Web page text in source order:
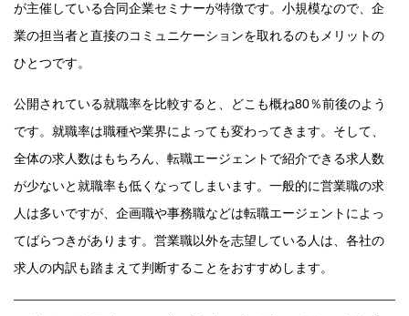
が主催している合同企業セミナーが特徴です。小規模なので、企
業の担当者と直接のコミュニケーションを取れるのもメリットの
ひとつです。
公開されている就職率を比較すると、どこも概ね80％前後のよう
です。就職率は職種や業界によっても変わってきます。そして、
全体の求人数はもちろん、転職エージェントで紹介できる求人数
が少ないと就職率も低くなってしまいます。一般的に営業職の求
人は多いですが、企画職や事務職などは転職エージェントによっ
てばらつきがあります。営業職以外を志望している人は、各社の
求人の内訳も踏まえて判断することをおすすめします。